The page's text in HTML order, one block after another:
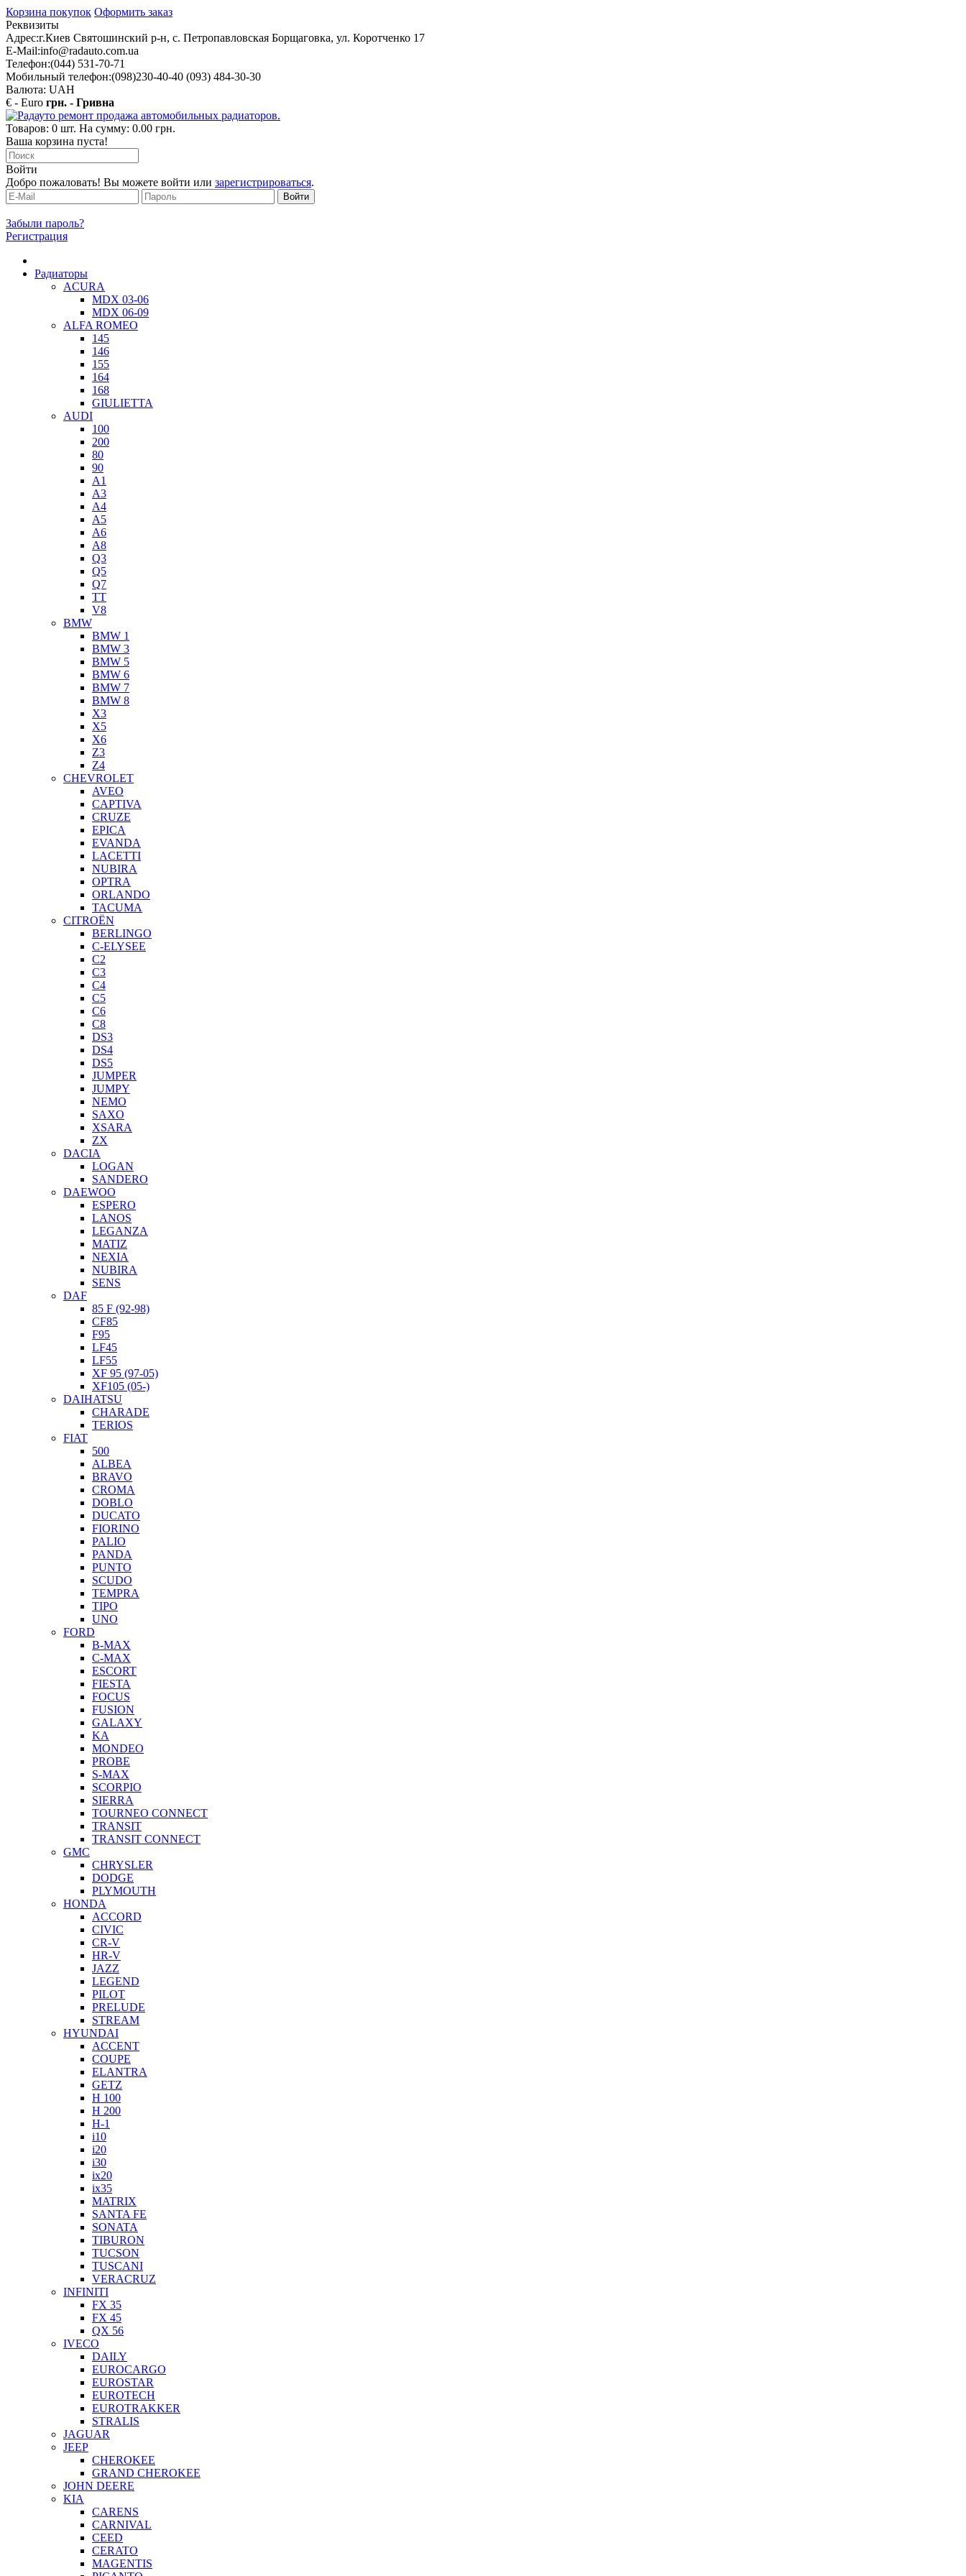
Корзина покупок Оформить заказ
Реквизиты
Адрес:г.Киев Святошинский р-н, с. Петропавловская Борщаговка, ул. Коротченко 17
E-Mail:info@radauto.com.ua
Телефон:(044) 531-70-71
Мобильный телефон:(098)230-40-40 (093) 484-30-30
Валюта: UAH
€ - Euro грн. - Гривна
Товаров: 0 шт. На сумму: 0.00 грн.
Ваша корзина пуста!
Войти
Добро пожаловать! Вы можете войти или зарегистрироваться.
Забыли пароль?
Регистрация
Радиаторы
ACURA
MDX 03-06
MDX 06-09
ALFA ROMEO
145
146
155
164
168
GIULIETTA
AUDI
100
200
80
90
A1
A3
A4
A5
A6
A8
Q3
Q5
Q7
TT
V8
BMW
BMW 1
BMW 3
BMW 5
BMW 6
BMW 7
BMW 8
X3
X5
X6
Z3
Z4
CHEVROLET
AVEO
CAPTIVA
CRUZE
EPICA
EVANDA
LACETTI
NUBIRA
OPTRA
ORLANDO
TACUMA
CITROËN
BERLINGO
C-ELYSEE
C2
C3
C4
C5
C6
C8
DS3
DS4
DS5
JUMPER
JUMPY
NEMO
SAXO
XSARA
ZX
DACIA
LOGAN
SANDERO
DAEWOO
ESPERO
LANOS
LEGANZA
MATIZ
NEXIA
NUBIRA
SENS
DAF
85 F (92-98)
CF85
F95
LF45
LF55
XF 95 (97-05)
XF105 (05-)
DAIHATSU
CHARADE
TERIOS
FIAT
500
ALBEA
BRAVO
CROMA
DOBLO
DUCATO
FIORINO
PALIO
PANDA
PUNTO
SCUDO
TEMPRA
TIPO
UNO
FORD
B-MAX
C-MAX
ESCORT
FIESTA
FOCUS
FUSION
GALAXY
KA
MONDEO
PROBE
S-MAX
SCORPIO
SIERRA
TOURNEO CONNECT
TRANSIT
TRANSIT CONNECT
GMC
CHRYSLER
DODGE
PLYMOUTH
HONDA
ACCORD
CIVIC
CR-V
HR-V
JAZZ
LEGEND
PILOT
PRELUDE
STREAM
HYUNDAI
ACCENT
COUPE
ELANTRA
GETZ
H 100
H 200
H-1
i10
i20
i30
ix20
ix35
MATRIX
SANTA FE
SONATA
TIBURON
TUCSON
TUSCANI
VERACRUZ
INFINITI
FX 35
FX 45
QX 56
IVECO
DAILY
EUROCARGO
EUROSTAR
EUROTECH
EUROTRAKKER
STRALIS
JAGUAR
JEEP
CHEROKEE
GRAND CHEROKEE
JOHN DEERE
KIA
CARENS
CARNIVAL
CEED
CERATO
MAGENTIS